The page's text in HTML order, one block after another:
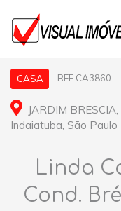
CASA REF CA3860
JARDIM BRESCIA,
Indaiatuba, São Paulo
Linda
Cond.